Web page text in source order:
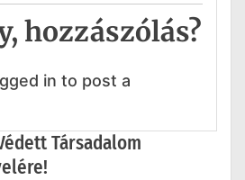
hozzászólás?
in to post a
Társadalom